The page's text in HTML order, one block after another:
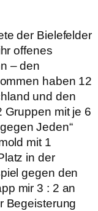
der Bielefelder
offenes
– den
haben 12
und den
Gruppen mit je 6
Jeden“
mit 1
in der
gegen den
mir 3 : 2 an
Begeisterung